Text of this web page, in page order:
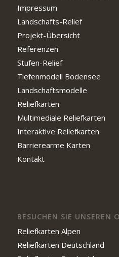
Impressum
Landschafts-Relief
Projekt-Übersicht
Referenzen
Stufen-Relief
Tiefenmodell Bodensee
Landschaftsmodelle
Reliefkarten
Multimediale Reliefkarten
Interaktive Reliefkarten
Barrierearme Karten
Kontakt
BESUCHEN SIE UNSEREN
Reliefkarten Alpen
Reliefkarten Deutschland